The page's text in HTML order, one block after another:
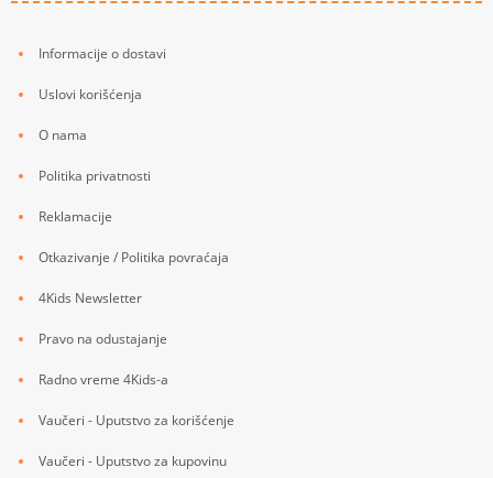
Informacije o dostavi
Uslovi korišćenja
O nama
Politika privatnosti
Reklamacije
Otkazivanje / Politika povraćaja
4Kids Newsletter
Pravo na odustajanje
Radno vreme 4Kids-a
Vaučeri - Uputstvo za korišćenje
Vaučeri - Uputstvo za kupovinu